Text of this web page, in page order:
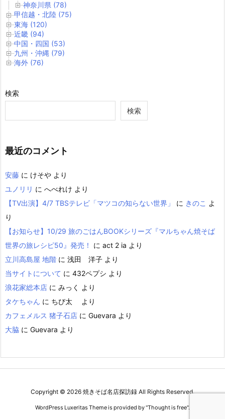
神奈川県 (78)
甲信越・北陸 (75)
東海 (120)
近畿 (94)
中国・四国 (53)
九州・沖縄 (79)
海外 (76)
検索
検索
最近のコメント
安藤 に けそや より
ユノリリ に へべれけ より
【TV出演】4/7 TBSテレビ「マツコの知らない世界」
に きのこ よ
り
【お知らせ】10/29 旅のごはんBOOKシリーズ『マルちゃん焼そば
世界の旅レシピ50』発売！
に act 2 ia より
立川高島屋 地階 に 浅田 洋子 より
当サイトについて に 432ペプシ より
浪花家総本店 に みっく より
タケちゃん に ちび太
より
カフェメルス 猪子石店 に Guevara より
大脇 に Guevara より
Copyright © 2026 焼きそば名店探訪録 All Rights Reserved.
WordPress Luxeritas Theme is provided by "Thought is free".